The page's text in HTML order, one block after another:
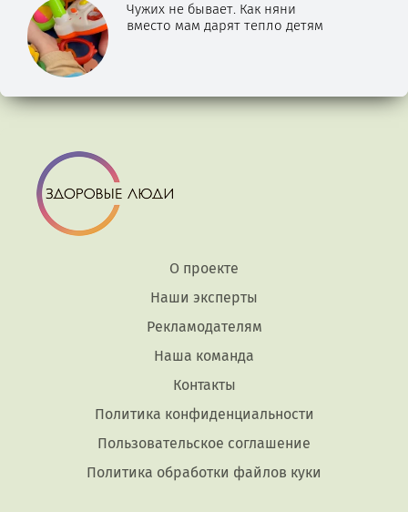
Чужих не бывает. Как няни
вместо мам дарят тепло детям
О проекте
Наши эксперты
Рекламодателям
Наша команда
Контакты
Политика конфиденциальности
Пользовательское соглашение
Политика обработки файлов куки